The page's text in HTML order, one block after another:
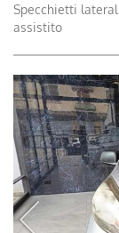
Specchietti
assistito